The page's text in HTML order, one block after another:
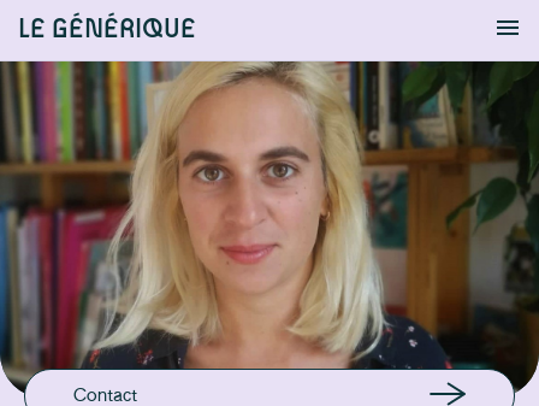
LE GÉNÉRIQUE
Info S'identifier Chercher
EMAIL
nina.vanspranghe@gmail.com
Contact